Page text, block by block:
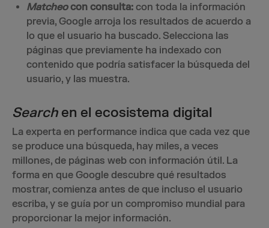
Matcheocon consulta: con toda la información
previa, Google arroja los resultados de acuerdo a
lo que el usuario ha buscado. Selecciona las
páginas que previamente ha indexado con
contenido que podría satisfacer la búsqueda del
usuario, y las muestra.
Search en el ecosistema digital
La experta en performance indica que cada vez que
se produce una búsqueda, hay miles, a veces
millones, de páginas web con información útil. La
forma en que Google descubre qué resultados
mostrar, comienza antes de que incluso el usuario
escriba, y se guía por un compromiso mundial para
proporcionar la mejor información.